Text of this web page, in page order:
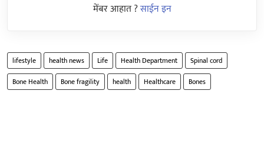
मेंबर आहात ?साईन इन
lifestyle health news Life Health Department
Spinal cord
Bone Health
Bone fragility health Healthcare Bones